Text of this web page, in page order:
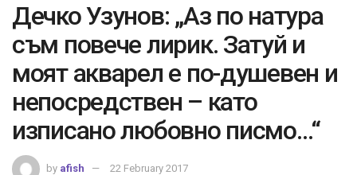
Дечко Узунов: „Аз по натура
съм повече лирик. Затуй и
моят акварел е по-душевен и
непосредствен – като
изписано любовно писмо…“
by afish 22 February 2017